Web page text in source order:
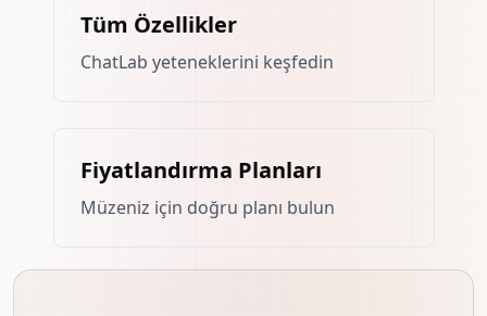
Tüm Özellikler
ChatLab yeteneklerini keşfedin
Fiyatlandırma Planları
Müzeniz için doğru planı bulun